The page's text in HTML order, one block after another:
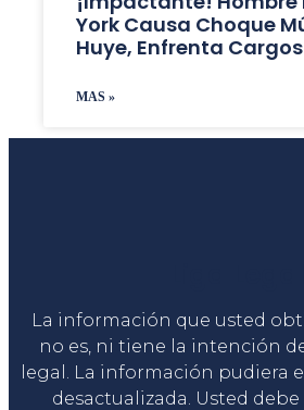
York Causa Choque
Huye, Enfrenta
MAS »
La información que usted
no es, ni tiene la intención
legal. La información pudiera
desactualizada. Usted